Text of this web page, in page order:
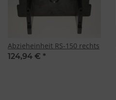
Abzieheinheit RS-150 rechts
124,94 € *